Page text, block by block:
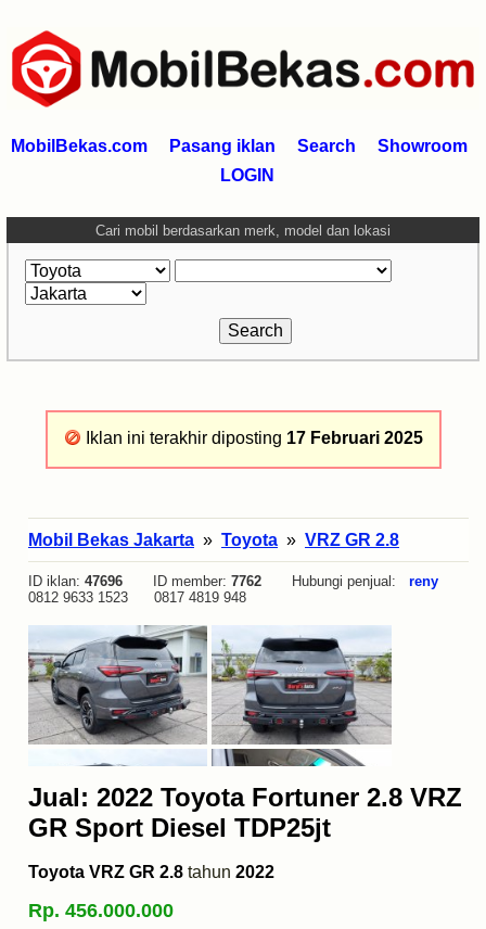
MobilBekas.com Pasang iklan Search
Showroom
LOGIN
Cari mobil berdasarkan merk, model dan lokasi
Iklan ini terakhir diposting 17 Februari 2025
Mobil Bekas Jakarta » Toyota » VRZ GR 2.8
ID iklan: 47696 ID member: 7762 Hubungi penjual: reny
0812 9633 1523 0817 4819 948
Jual: 2022 Toyota Fortuner 2.8 VRZ
GR Sport Diesel TDP25jt
Toyota VRZ GR 2.8 tahun 2022
Rp. 456.000.000